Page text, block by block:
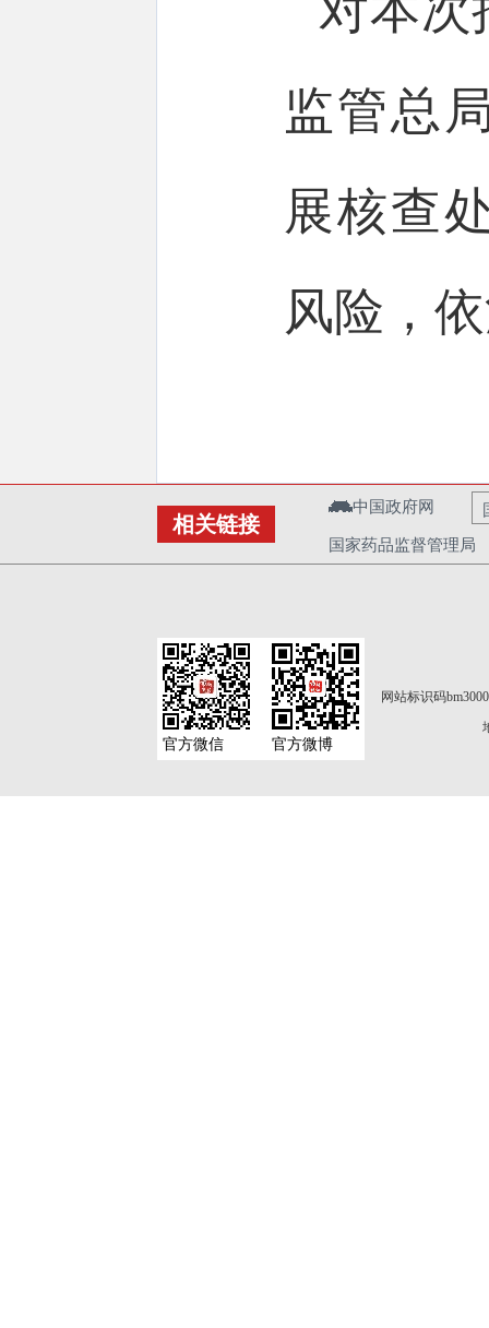
监管总
展核查
风险，
相关链接
中国政府网
国家药品监督管理局
网站标识码
官方微信 官方微博